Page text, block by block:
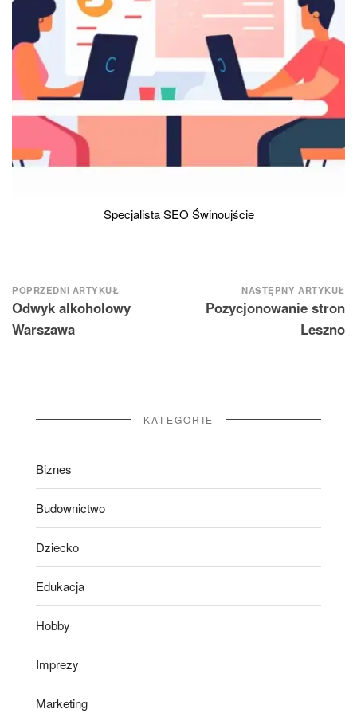
Specjalista SEO Świnoujście
Nawigacja
wpisu
POPRZEDNI ARTYKUŁ
Odwyk alkoholowy
Warszawa
NASTĘPNY ARTYKUŁ
Pozycjonowanie stron
Leszno
KATEGORIE
Biznes
Budownictwo
Dziecko
Edukacja
Hobby
Imprezy
Marketing